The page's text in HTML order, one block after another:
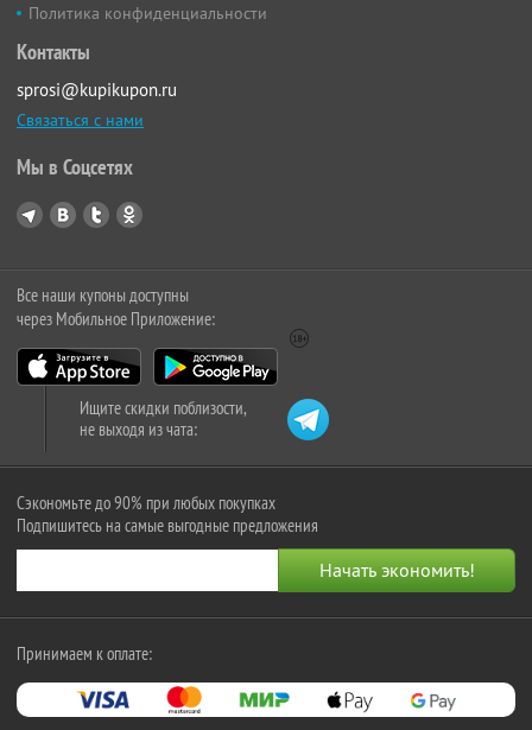
Политика конфиденциальности
Контакты
sprosi@kupikupon.ru
Связаться с нами
Мы в Соцсетях
Все наши купоны доступны
через Мобильное Приложение:
Ищите скидки поблизости,
не выходя из чата:
Сэкономьте до 90% при любых покупках
Подпишитесь на самые выгодные предложения
Принимаем к оплате: